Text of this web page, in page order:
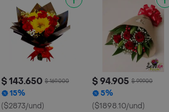
$ 143.650 $ 169.000
15%
($2873/und)
$ 94.905 $ 99.900
5%
($1898.10/und)